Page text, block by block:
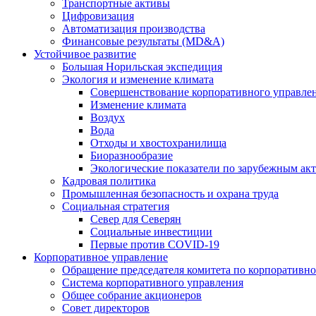
Транспортные активы
Цифровизация
Автоматизация производства
Финансовые результаты (MD&A)
Устойчивое развитие
Большая Норильская экспедиция
Экология и изменение климата
Совершенствование корпоративного
Изменение климата
Воздух
Вода
Отходы и хвостохранилища
Биоразнообразие
Экологические показатели по зарубежным
Кадровая политика
Промышленная безопасность и охрана труда
Социальная стратегия
Север для Северян
Социальные инвестиции
Первые против COVID‑19
Корпоративное управление
Обращение председателя комитета по
Система корпоративного управления
Общее собрание акционеров
Совет директоров